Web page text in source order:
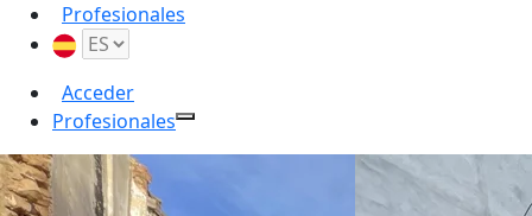
Profesionales
Acceder
Profesionales